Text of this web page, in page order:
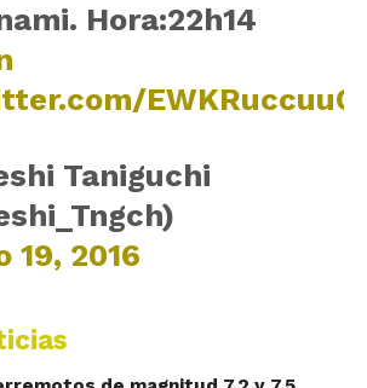
Hora:22h14
EWKRuccuuG
Taniguchi
19, 2016